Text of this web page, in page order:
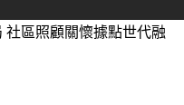
社區照顧關懷據點世代融